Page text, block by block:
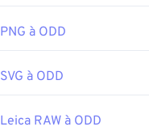
PNG à ODD
SVG à ODD
Leica RAW à ODD